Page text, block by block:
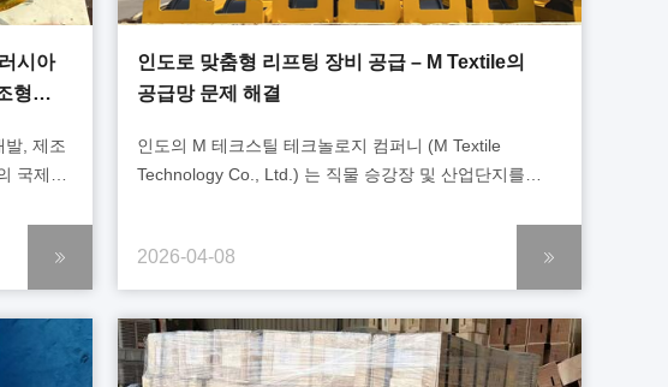
시아
형
발, 제조
국제
주요
로
기술
인도로 맞춤형 리프팅 장비 공급 – M Textile의
공급망 문제 해결
인도의 M 테크스틸 테크놀로지 컴퍼니 (M Textile
Technology Co., Ltd.) 는 직물 승강장 및 산업단지를
포함합니다.장비 제조업체와 지역 인도 섬유 기업 사이의
중요한 다리로서, 회사는 광범위한 고객 자원과 강력한
산업 명성을 자랑합니다. 이 프로젝트를 위해
고객은17개의 체인 호프 세트와 8개의 브릿크레인 끝
빔인도의 대규모 섬유 제조 기지에서 새로운 생산 라인을
2026-04-08